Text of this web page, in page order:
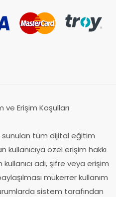
ve Erişim Koşulları
sunulan tüm dijital eğitim
kullanıcıya özel erişim hakkı
adı, şifre veya erişim
mükerrer kullanım
sistem tarafından